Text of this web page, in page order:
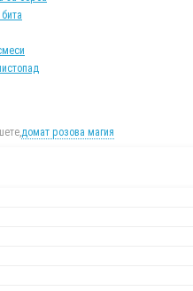
домат розова магия